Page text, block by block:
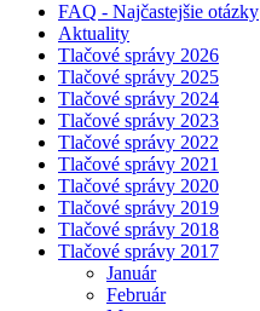
FAQ - Najčastejšie otázky
Aktuality
Tlačové správy 2026
Tlačové správy 2025
Tlačové správy 2024
Tlačové správy 2023
Tlačové správy 2022
Tlačové správy 2021
Tlačové správy 2020
Tlačové správy 2019
Tlačové správy 2018
Tlačové správy 2017
Január
Február